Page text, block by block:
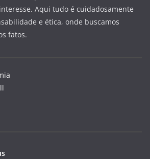
Aqui tudo é cuidadosamente
e ética, onde buscamos
fatos.